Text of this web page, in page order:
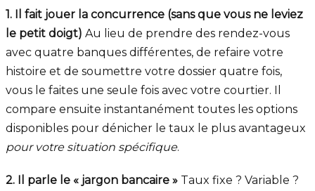
1. Il fait jouer la concurrence (sans que vous ne leviez
le petit doigt) Au lieu de prendre des rendez-vous
avec quatre banques différentes, de refaire votre
histoire et de soumettre votre dossier quatre fois,
vous le faites une seule fois avec votre courtier. Il
compare ensuite instantanément toutes les options
disponibles pour dénicher le taux le plus avantageux
pour votre situation spécifique.
2. Il parle le « jargon bancaire » Taux fixe ? Variable ?